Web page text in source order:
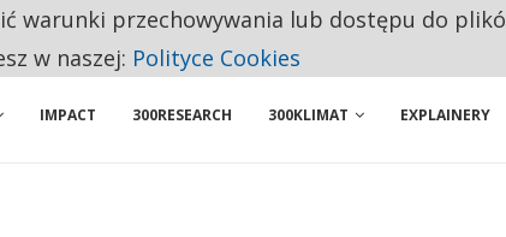
SĄ DWA PODMIOTY Z POLSKI
IMPACT 300RESEARCH 300KLIMAT EXPLAINERY
warunki przechowywania lub dostępu do
w naszej: Polityce Cookies